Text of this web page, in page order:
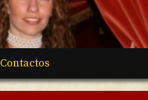
Contactos